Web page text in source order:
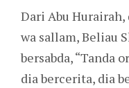
Dari Abu
wa sallam, Beliau
bersabda, “Tanda
dia bercerita, dia